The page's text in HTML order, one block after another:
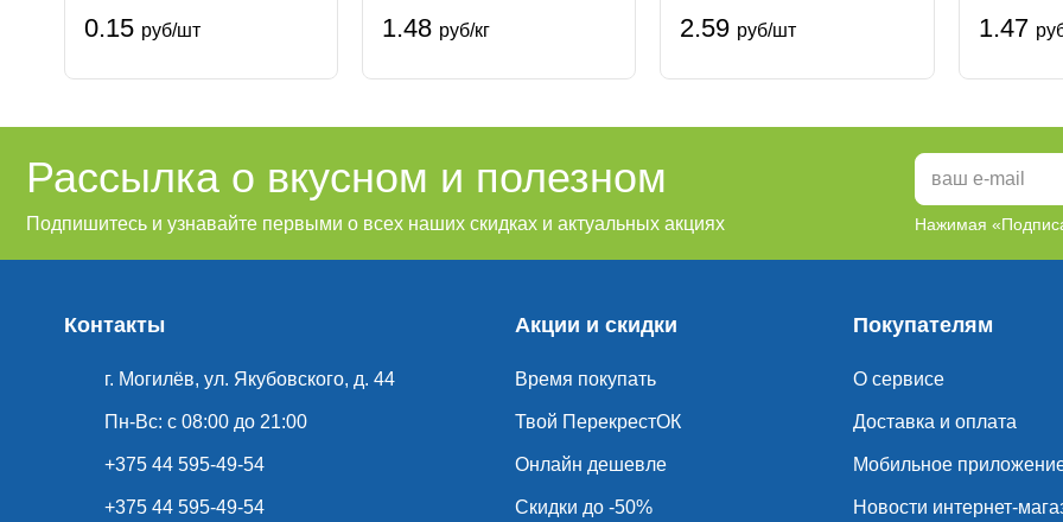
0.15 руб/шт 1.48 руб/кг 2.59 руб/шт 1.47
Рассылка о вкусном и полезном
Подпишитесь и узнавайте первыми о всех наших скидках и актуальных акциях Нажимая
Контакты
г. Могилёв, ул. Якубовского, д. 44
Пн-Вс: с 08:00 до 21:00
+375 44 595-49-54
+375 44 595-49-54
Акции и скидки
Время покупать
Твой ПерекрестОК
Онлайн дешевле
Скидки до -50%
Покупателям
О сервисе
Доставка и оплата
Мобильное
Новости интернет-